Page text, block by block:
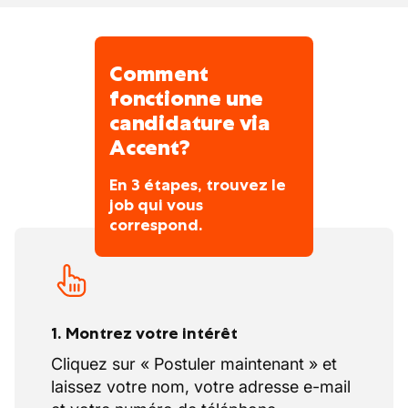
Savoir-faire et technologies étendus à
l'international.Comment
fonctionne une
candidature via
Accent?
En 3 étapes, trouvez le
job qui vous
correspond.
1. Montrez votre intérêt
Cliquez sur « Postuler maintenant » et
laissez votre nom, votre adresse e-mail